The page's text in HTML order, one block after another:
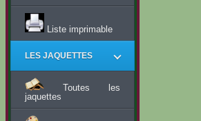
Liste imprimable
LES JAQUETTES
Toutes les
jaquettes